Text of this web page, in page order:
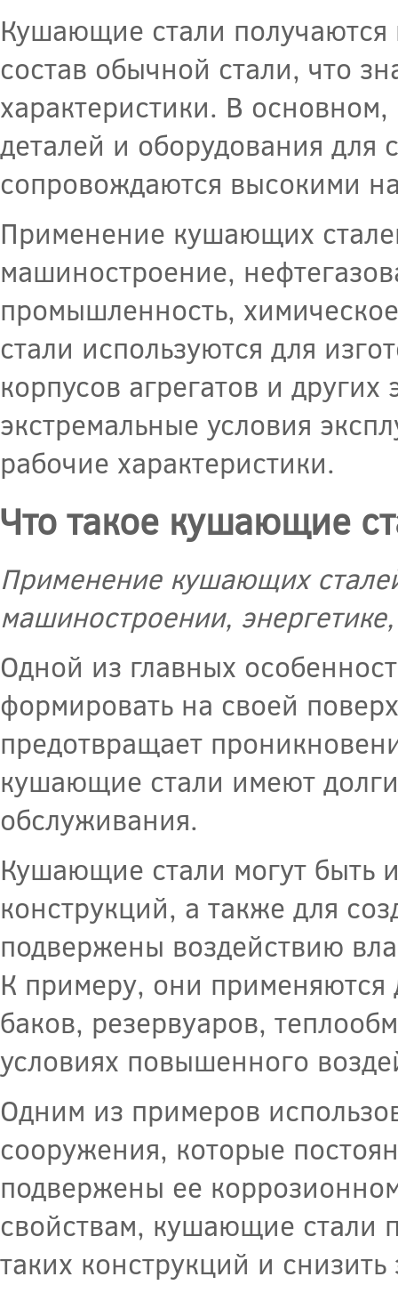
Кушающие стали получаются
состав обычной стали, что
характеристики. В
деталей и оборудования для
сопровождаются высокими
Применение кушающих
машиностроение,
промышленность,
стали используются для
корпусов агрегатов и
экстремальные условия
рабочие характеристики.
Что такое кушающие
Применение кушающих
машиностроении,
Одной из главных
формировать на своей
предотвращает
кушающие стали имеют
обслуживания.
Кушающие стали могут быть
конструкций, а также для
подвержены воздействию
К примеру, они применяются
баков, резервуаров,
условиях повышенного
Одним из примеров
сооружения, которые
подвержены ее
свойствам, кушающие стали
таких конструкций и